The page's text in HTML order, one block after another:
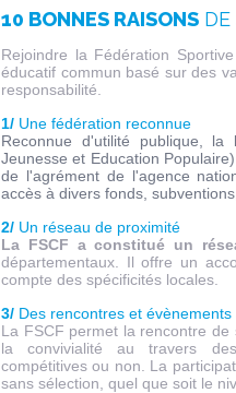
10 BONNES RAISONS DE
Rejoindre la Fédération
éducatif commun basé sur des
responsabilité.
1/ Une fédération reconnue
Reconnue d'utilité publique, la
Jeunesse et Education
de l'agrément de l'agence
accès à divers fonds,
2/ Un réseau de proximité
La FSCF a constitué un
départementaux. Il offre un
compte des spécificités locales.
3/ Des rencontres et
La FSCF permet la rencontre
la convivialité au travers des
compétitives ou non. La
sans sélection, quel que soit le